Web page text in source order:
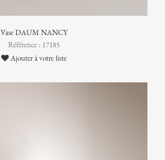
Vase DAUM NANCY
Référence : 17185
Ajouter à votre liste